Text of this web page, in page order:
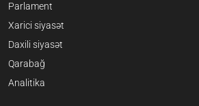
Parlament
Xarici siyasət
Daxili siyasət
Qarabağ
Analitika